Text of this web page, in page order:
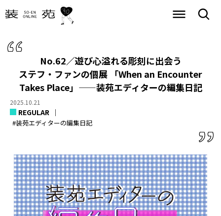
No.62／遊び心溢れる彫刻に出会う
ステフ・ファンの個展 「When an Encounter
Takes Place」——装苑エディターの編集日記
2025.10.21
REGULAR
#装苑エディターの編集日記